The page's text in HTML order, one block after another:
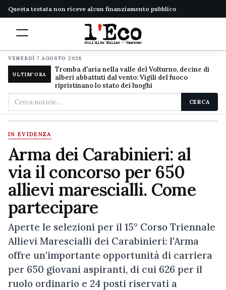
Questa testata non riceve alcun finanziamento pubblico
VENERDÌ 7 AGOSTO 2026
ULTIM'ORA
Tromba d'aria nella valle del Volturno, decine di
alberi abbattuti dal vento: Vigili del fuoco
ripristinano lo stato dei luoghi
Cerca
nel
sito
CERCA
IN EVIDENZA
Arma dei Carabinieri: al
via il concorso per 650
allievi marescialli. Come
partecipare
Aperte le selezioni per il 15° Corso Triennale
Allievi Marescialli dei Carabinieri: l'Arma
offre un'importante opportunità di carriera
per 650 giovani aspiranti, di cui 626 per il
ruolo ordinario e 24 posti riservati a